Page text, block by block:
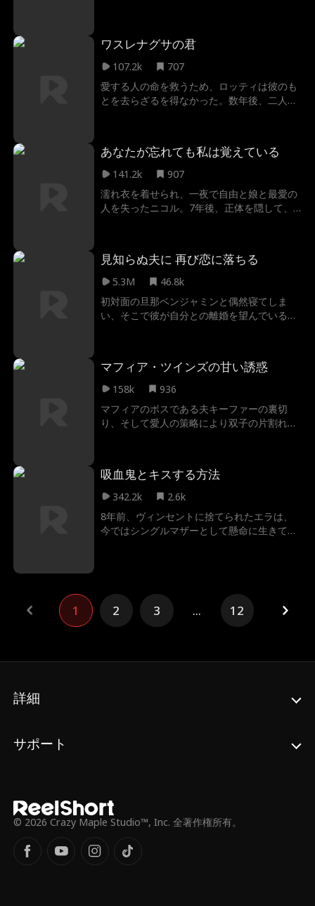
が、レイラは体調への不安から「婚約してい
る」と嘘をついてしまう。偽りの言葉、忘れ
時を越えて繋がるのか――。
ワスレナグサの君
107.2k
707
愛する人の命を救うため、ロッティは彼のも
とを去らざるを得なかった。数年後、二人は
なく、彼はロッティに対して冷酷な復讐心を
抱いていた……なぜなら、かつて彼を救うた
めに、自らの手で彼を刺したのが、ロッティ
あなたが忘れても私は覚えている
141.2k
907
濡れ衣を着せられ、一夜で自由と娘と最愛の
人を失ったニコル。7年後、正体を隠して、
知らないまま惹かれていく。忘れられた記憶
と奪われた娘ライラが、二人を再び結びつけ
ようとする。彼の頭は思い出せないが、心は
見知らぬ夫に 再び恋に落ちる
5.3M
46.8k
初対面の旦那ベンジャミンと偶然寝てしま
い、そこで彼が自分との離婚を望んでいるこ
体を隠しながら仕事をしていく中で、お互い
惹かれていくのである。
マフィア・ツインズの甘い誘惑
158k
936
マフィアのボスである夫キーファーの裏切
り、そして愛人の策略により双子の片割れを
運命のいたずらか、彼女は路上でキーファー
と再会してしまう。「殺される」――復讐を
恐れる彼女を、彼は強引に連れ去った。だ
前の悲劇はすべて誤解だったのだ。冷酷非道
なはずのマフィアのボスが、ただ一つ渇望し
吸血鬼とキスする方法
342.2k
2.6k
8年前、ヴィンセントに捨てられたエラは、
今ではシングルマザーとして懸命に生きてい
ではない」と言い張りながらも、「敵が君を
狙っている」と、同居を強く迫ってくる。心
を壊したはずの男が、今度は命の守り手？だ
1 2 3 ... 12
詳細
サポート
© 2026 Crazy Maple Studio™, Inc. 全著作権所有。